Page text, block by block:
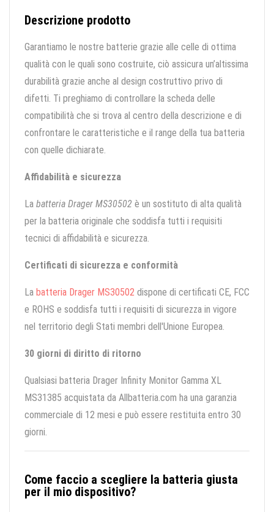
Descrizione prodotto
Garantiamo le nostre batterie grazie alle celle di ottima
qualità con le quali sono costruite, ciò assicura un’altissima
durabilità grazie anche al design costruttivo privo di
difetti. Ti preghiamo di controllare la scheda delle
compatibilità che si trova al centro della descrizione e di
confrontare le caratteristiche e il range della tua batteria
con quelle dichiarate.
Affidabilità e sicurezza
La batteria Drager MS30502 è un sostituto di alta qualità
per la batteria originale che soddisfa tutti i requisiti
tecnici di affidabilità e sicurezza.
Certificati di sicurezza e conformità
La batteria Drager MS30502 dispone di certificati CE, FCC
e ROHS e soddisfa tutti i requisiti di sicurezza in vigore
nel territorio degli Stati membri dell'Unione Europea.
30 giorni di diritto di ritorno
Qualsiasi batteria Drager Infinity Monitor Gamma XL
MS31385 acquistata da Allbatteria.com ha una garanzia
commerciale di 12 mesi e può essere restituita entro 30
giorni.
Come faccio a scegliere la batteria giusta
per il mio dispositivo?